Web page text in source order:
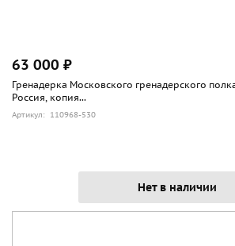
63 000 ₽
Гренадерка Московского гренадерского
Россия, копия...
Артикул: 110968-530
Нет в наличии